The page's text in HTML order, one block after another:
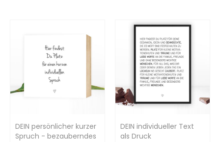
DEIN persönlicher kurzer
Spruch - bezauberndes
DEIN individueller Text
als Druck